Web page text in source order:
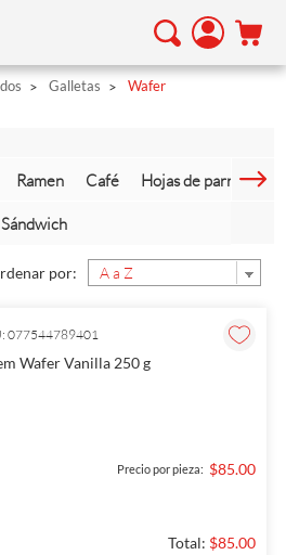
Galletas Wafer
Ramen Café Hojas de parra
Sándwich
por:
077544789401
Wafer Vanilla 250 g
Precio por pieza: $85.00
Total: $85.00